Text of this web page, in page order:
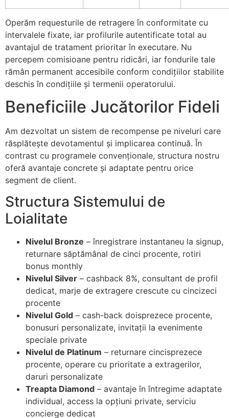
giriş
giriş
giriş
Panel
Operăm requesturile de retragere în conformitate cu
intervalele fixate, iar profilurile autentificate total au
avantajul de tratament prioritar în executare. Nu
percepem comisioane pentru ridicări, iar fondurile tale
rămân permanent accesibile conform condițiilor stabilite
deschis în condițiile și termenii operatorului.
Beneficiile Jucătorilor Fideli
Am dezvoltat un sistem de recompense pe niveluri care
răsplătește devotamentul și implicarea continuă. În
contrast cu programele convenționale, structura nostru
oferă avantaje concrete și adaptate pentru orice
segment de client.
Structura Sistemului de
Loialitate
Nivelul Bronze – înregistrare instantaneu la signup,
returnare săptămânal de cinci procente, rotiri
bonus monthly
Nivelul Silver – cashback 8%, consultant de profil
dedicat, marje de extragere crescute cu cincizeci
procente
Nivelul Gold – cash-back doisprezece procente,
bonusuri personalizate, invitații la evenimente
speciale private
Nivelul de Platinum – returnare cincisprezece
procente, operare cu prioritate a extragerilor,
daruri personalizate
Treapta Diamond – avantaje în întregime adaptate
individual, access la opțiuni private, serviciu
concierge dedicat